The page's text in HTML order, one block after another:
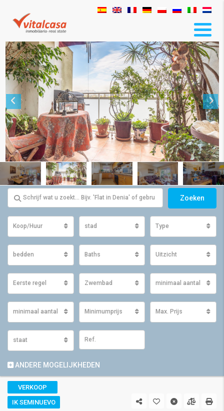
Zoeken
Koop/Huur stad Type
bedden Baths Uitzicht
Eerste regel Zwembad minimaal aantal m2
minimaal aantal m2 perceelMinimumprijs Max. Prijs
staat
ANDERE MOGELIJKHEDEN
VERKOOP
IK SEMINUEVO